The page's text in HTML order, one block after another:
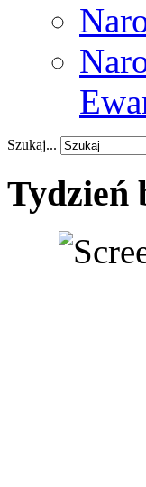
Szukaj...
Tydzień